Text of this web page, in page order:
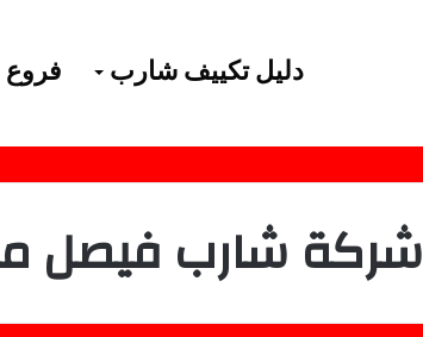
دليل تكييف شارب فروع
شركة شارب فيصل